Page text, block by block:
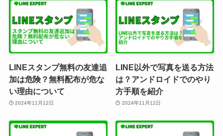
LINEスタンプ無料の友達追
加は危険？無料配布が危な
い理由について
2024年11月12日
LINE以外で写真を送る方法
は？アンドロイドでのやり
方手順を紹介
2024年11月12日